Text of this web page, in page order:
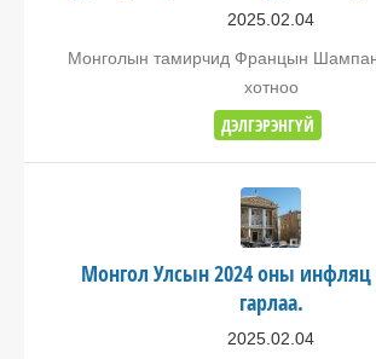
2025.02.04
Монголын тамирчид Францын
хотноо
ДЭЛГЭРЭНГҮЙ
Монгол Улсын 2024 оны инфляц
гарлаа.
2025.02.04